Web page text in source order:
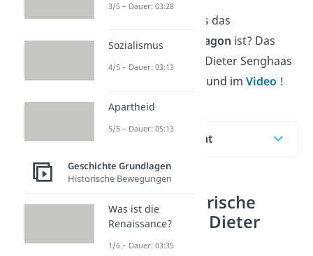
Du willst wissen, was das
zivilisatorische Hexagon ist? Das
Friedensmodell von Dieter Senghaas
und imVideo !
Inhaltsübersicht
Das Zivilisatorische
Hexagon von Dieter
Senghaas
3/5 – Dauer: 03:28
Sozialismus
4/5 – Dauer: 03:13
Apartheid
5/5 – Dauer: 05:13
Geschichte Grundlagen
Historische Bewegungen
Was ist die
Renaissance?
1/6 – Dauer: 03:35